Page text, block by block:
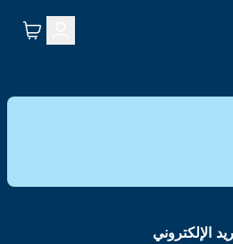
الإلكتروني